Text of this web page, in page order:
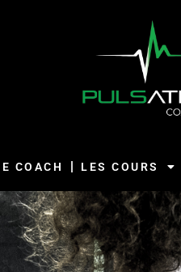
COACH LES COURS